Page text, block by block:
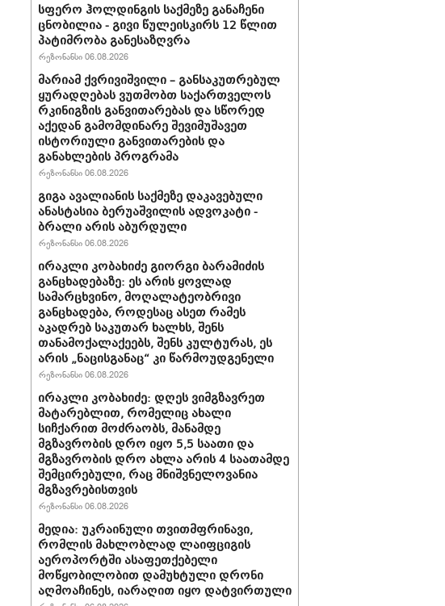
სფერო ჰოლდინგის საქმეზე განაჩენი
ცნობილია - გივი წულეისკირს 12 წლით
პატიმრობა განესაზღვრა
რეზონანსი 06.08.2026
მარიამ ქვრივიშვილი – განსაკუთრებულ
ყურადღებას ვუთმობთ საქართველოს
რკინიგზის განვითარებას და სწორედ
აქედან გამომდინარე შევიმუშავეთ
ისტორიული განვითარების და
განახლების პროგრამა
რეზონანსი 06.08.2026
გიგა ავალიანის საქმეზე დაკავებული
ანასტასია ბერუაშვილის ადვოკატი -
ბრალი არის აბურდული
რეზონანსი 06.08.2026
ირაკლი კობახიძე გიორგი ბარამიძის
განცხადებაზე: ეს არის ყოვლად
სამარცხვინო, მოღალატეობრივი
განცხადება, როდესაც ასეთ რამეს
აკადრებ საკუთარ ხალხს, შენს
თანამოქალაქეებს, შენს კულტურას, ეს
არის „ნაცისგანაც“ კი წარმოუდგენელი
რეზონანსი 06.08.2026
ირაკლი კობახიძე: დღეს ვიმგზავრეთ
მატარებლით, რომელიც ახალი
სიჩქარით მოძრაობს, მანამდე
მგზავრობის დრო იყო 5,5 საათი და
მგზავრობის დრო ახლა არის 4 საათამდე
შემცირებული, რაც მნიშვნელოვანია
მგზავრებისთვის
რეზონანსი 06.08.2026
მედია: უკრაინული თვითმფრინავი,
რომლის მახლობლად ლაიფციგის
აეროპორტში ასაფეთქებელი
მოწყობილობით დამუხტული დრონი
აღმოაჩინეს, იარაღით იყო დატვირთული